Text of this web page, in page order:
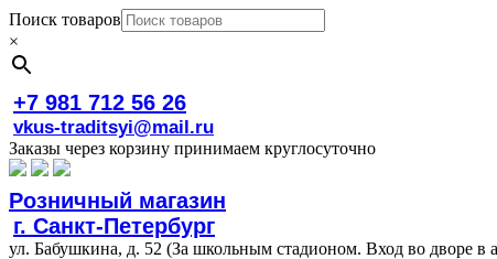
Поиск товаров
×
+7 981 712 56 26
vkus-traditsyi@mail.ru
Заказы через корзину принимаем круглосуточно
Розничный магазин
г. Санкт-Петербург
ул. Бабушкина, д. 52 (За школьным стадионом. Вход во дворе